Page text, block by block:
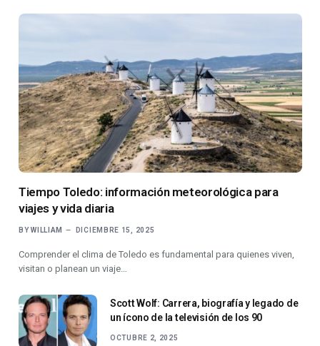
Tiempo Toledo: información meteorológica para
viajes y vida diaria
BY WILLIAM DICIEMBRE 15, 2025
Comprender el clima de Toledo es fundamental para quienes viven,
visitan o planean un viaje…
Scott Wolf: Carrera, biografía y legado de
un ícono de la televisión de los 90
OCTUBRE 2, 2025